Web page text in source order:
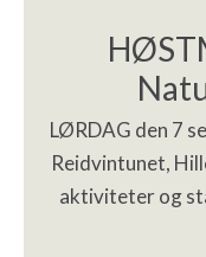
LØRDAG den 7
Reidvintunet,
aktiviteter og